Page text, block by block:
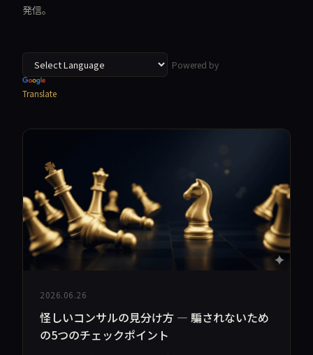
発信。
Powered by
Translate
2026.06.26
怪しいコンサルの見分け方 — 騙されないため
の5つのチェックポイント